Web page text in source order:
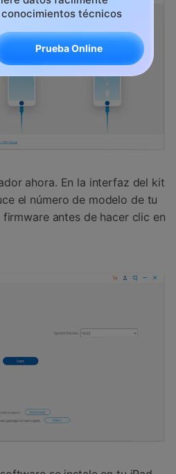
ahora. En la interfaz del kit
el número de modelo de tu
antes de hacer clic en
técnicos
Prueba Online